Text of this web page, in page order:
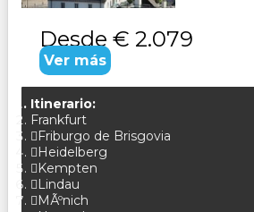
Desde € 2.079
Ver más
Itinerario:
Frankfurt
Friburgo de Brisgovia
Heidelberg
Kempten
Lindau
MÃºnich